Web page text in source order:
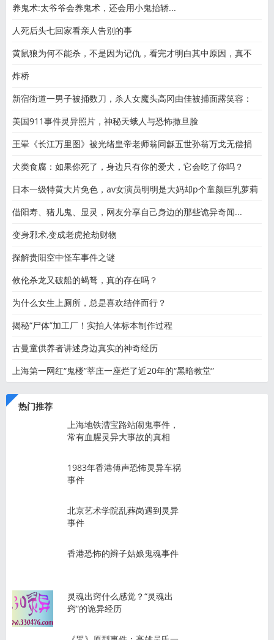
养鬼术:太爷爷会养鬼术，还会用小鬼抬轿...
人死后头七回家看亲人告别的事
黄鼠狼为何不能杀，不是因为记仇，看完才明白其中原因，真不
炸桥
新宿街道一男子被捅数刀，杀人女魔头高冈由佳被捕面露笑容：
美国911事件灵异照片，神秘天蛾人与恐怖撒旦脸
王翚《长江万里图》被光绪皇帝老师翁同龢五世孙翁万戈无偿捐
犬类食腐：如果你死了，身边只有你的爱犬，它会吃了你吗？
日本一级特黄大片免色，av女演员明明是大妈却p个童颜巨乳萝莉
借阳寿、猪儿鬼、显灵，网友分享自己身边的那些诡异奇闻...
变身邪术,变成老虎抢劫财物
探解贵阳空中怪车事件之谜
攸伦杀龙又破船的蝎弩，真的存在吗？
为什么女生上厕所，总是喜欢结伴而行？
揭秘“尸体”加工厂！实拍人体标本制作过程
古曼童供养者讲述身边真实的神奇经历
上海第一网红“鬼楼”莘庄一座烂了近20年的“黑暗教堂”
热门推荐
上海地铁漕宝路站闹鬼事件，
常有血腥灵异大事故的真相
1983年香港傅声恐怖灵异车祸
事件
北京艺术学院乱葬岗遇到灵异
事件
香港恐怖的辫子姑娘鬼魂事件
灵魂出窍什么感觉？“灵魂出
窍”的诡异经历